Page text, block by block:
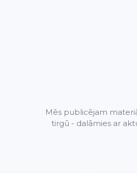
Mēs publicējam
tirgū - dalāmies ar